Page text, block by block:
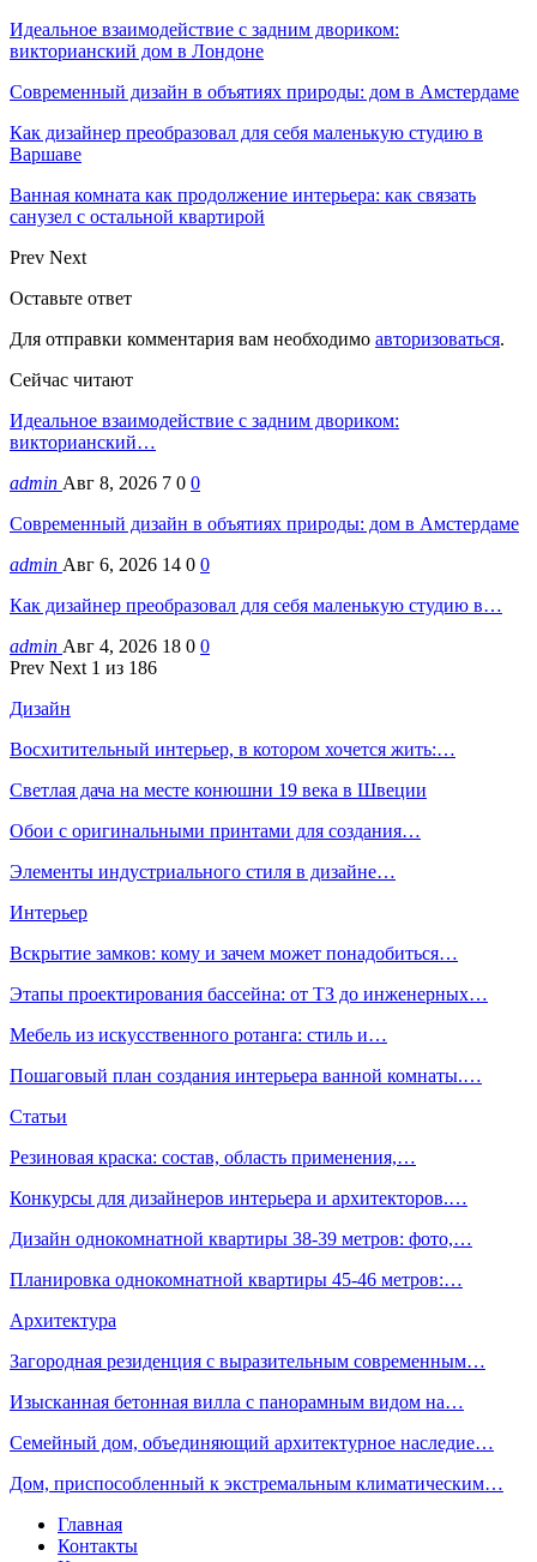
Идеальное взаимодействие с задним двориком:
викторианский дом в Лондоне
Современный дизайн в объятиях природы: дом в Амстердаме
Как дизайнер преобразовал для себя маленькую студию в
Варшаве
Ванная комната как продолжение интерьера: как связать
санузел с остальной квартирой
Prev Next
Оставьте ответ
Для отправки комментария вам необходимо авторизоваться.
Сейчас читают
Идеальное взаимодействие с задним двориком:
викторианский…
admin Авг 8, 2026 7 0 0
Современный дизайн в объятиях природы: дом в Амстердаме
admin Авг 6, 2026 14 0 0
Как дизайнер преобразовал для себя маленькую студию в…
admin Авг 4, 2026 18 0 0
Prev Next 1 из 186
Дизайн
Восхитительный интерьер, в котором хочется жить:…
Светлая дача на месте конюшни 19 века в Швеции
Обои с оригинальными принтами для создания…
Элементы индустриального стиля в дизайне…
Интерьер
Вскрытие замков: кому и зачем может понадобиться…
Этапы проектирования бассейна: от ТЗ до инженерных…
Мебель из искусственного ротанга: стиль и…
Пошаговый план создания интерьера ванной комнаты.…
Статьи
Резиновая краска: состав, область применения,…
Конкурсы для дизайнеров интерьера и архитекторов.…
Дизайн однокомнатной квартиры 38-39 метров: фото,…
Планировка однокомнатной квартиры 45-46 метров:…
Архитектура
Загородная резиденция с выразительным современным…
Изысканная бетонная вилла с панорамным видом на…
Семейный дом, объединяющий архитектурное наследие…
Дом, приспособленный к экстремальным климатическим…
Главная
Контакты